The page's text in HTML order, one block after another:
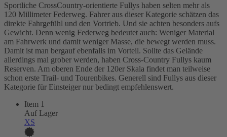
Sportliche CrossCountry-orientierte Fullys haben selten mehr als
120 Millimeter Federweg. Fahrer aus dieser Kategorie schätzen das
direkte Fahrgefühl und den Vortrieb. Und sie achten besonders aufs
Gewicht. Denn wenig Federweg bedeutet auch: Weniger Material
am Fahrwerk und damit weniger Masse, die bewegt werden muss.
Damit ist man bergauf ebenfalls im Vorteil. Sollte das Gelände
allerdings mal grober werden, haben Cross-Country Fullys kaum
Reserven. Am oberen Ende der 120er Skala findet man teilweise
schon erste Trail- und Tourenbikes. Generell sind Fullys aus dieser
Kategorie für Einsteiger nur bedingt empfehlenswert.
Item 1
Auf Lager
XS